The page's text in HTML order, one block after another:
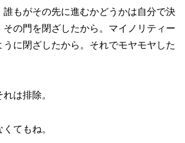
誰もがその先に進むかどうかは自分で決
その門を閉ざしたから。マイノリティー
に閉ざしたから。それでモヤモヤした
は排除。
てもね。